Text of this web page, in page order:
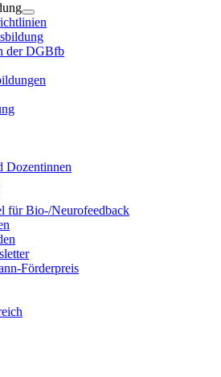
der DGBfb
Dozentinnen
für Bio-/Neurofeedback
Förderpreis